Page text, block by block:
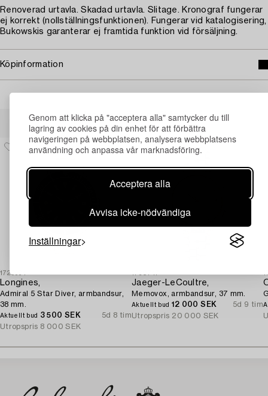
Genom att klicka på "acceptera alla" samtycker du till
lagring av cookies på din enhet för att förbättra
navigeringen på webbplatsen, analysera webbplatsens
användning och anpassa vår marknadsföring.
Acceptera alla
Avvisa icke-nödvändiga
Inställningar
Renoverad urtavla. Skadad urtavla. Slitage. Kronograf fungerar
ej korrekt (nollställningsfunktionen). Fungerar vid katalogisering,
Bukowskis garanterar ej framtida funktion vid försäljning.
Köpinformation
Andra har även tittat på
1729994
Longines,
Admiral 5 Star Diver, armbandsur,
38 mm.
Aktuellt bud 3 500 SEK
5d 8 tim
Utropspris 8 000 SEK
1730747
Jaeger-LeCoultre,
Memovox, armbandsur, 37 mm.
Aktuellt bud 12 000 SEK
5d 9 tim
Utropspris 20 000 SEK